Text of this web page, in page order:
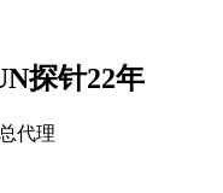
探针22年
代理